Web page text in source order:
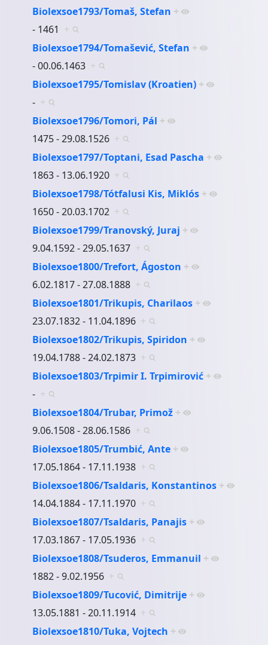
Biolexsoe1793/Tomaš, Stefan +
- 1461 +
Biolexsoe1794/Tomašević, Stefan +
- 00.06.1463 +
Biolexsoe1795/Tomislav (Kroatien) +
- +
Biolexsoe1796/Tomori, Pál +
1475 - 29.08.1526 +
Biolexsoe1797/Toptani, Esad Pascha +
1863 - 13.06.1920 +
Biolexsoe1798/Tótfalusi Kis, Miklós +
1650 - 20.03.1702 +
Biolexsoe1799/Tranovský, Juraj +
9.04.1592 - 29.05.1637 +
Biolexsoe1800/Trefort, Ágoston +
6.02.1817 - 27.08.1888 +
Biolexsoe1801/Trikupis, Charilaos +
23.07.1832 - 11.04.1896 +
Biolexsoe1802/Trikupis, Spiridon +
19.04.1788 - 24.02.1873 +
Biolexsoe1803/Trpimir I. Trpimirović +
- +
Biolexsoe1804/Trubar, Primož +
9.06.1508 - 28.06.1586 +
Biolexsoe1805/Trumbić, Ante +
17.05.1864 - 17.11.1938 +
Biolexsoe1806/Tsaldaris, Konstantinos +
14.04.1884 - 17.11.1970 +
Biolexsoe1807/Tsaldaris, Panajis +
17.03.1867 - 17.05.1936 +
Biolexsoe1808/Tsuderos, Emmanuil +
1882 - 9.02.1956 +
Biolexsoe1809/Tucović, Dimitrije +
13.05.1881 - 20.11.1914 +
Biolexsoe1810/Tuka, Vojtech +